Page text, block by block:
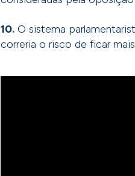
10. O sistema
correria o risco de ficar